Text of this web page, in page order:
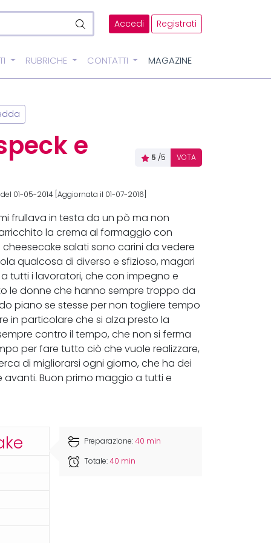
Accedi Registrati
RUBRICHE CONTATTI MAGAZINE
e 5 /5 VOTA
01-05-2014 [Aggiornata il 01-07-2016]
frullava in testa da un pò ma non
la crema al formaggio con
salati sono carini da vedere
qualcosa di diverso e sfizioso, magari
tutti i lavoratori, che con impegno e
le donne che hanno sempre troppo da
piano se stesse per non togliere tempo
in particolare che si alza presto la
contro il tempo, che non si ferma
per fare tutto ciò che vuole realizzare,
di migliorarsi ogni giorno, che ha dei
Buon primo maggio a tutti e
Preparazione:40 min
Totale:40 min